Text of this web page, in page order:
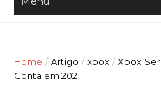
Home / Artigo / xbox / Xbox
Conta em 2021